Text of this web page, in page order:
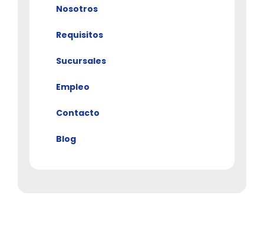
Nosotros
Requisitos
Sucursales
Empleo
Contacto
Blog